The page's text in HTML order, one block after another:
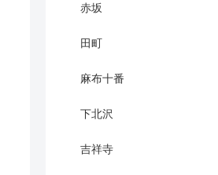
赤坂
田町
麻布十番
下北沢
吉祥寺